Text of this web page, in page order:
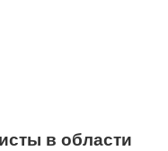
в области